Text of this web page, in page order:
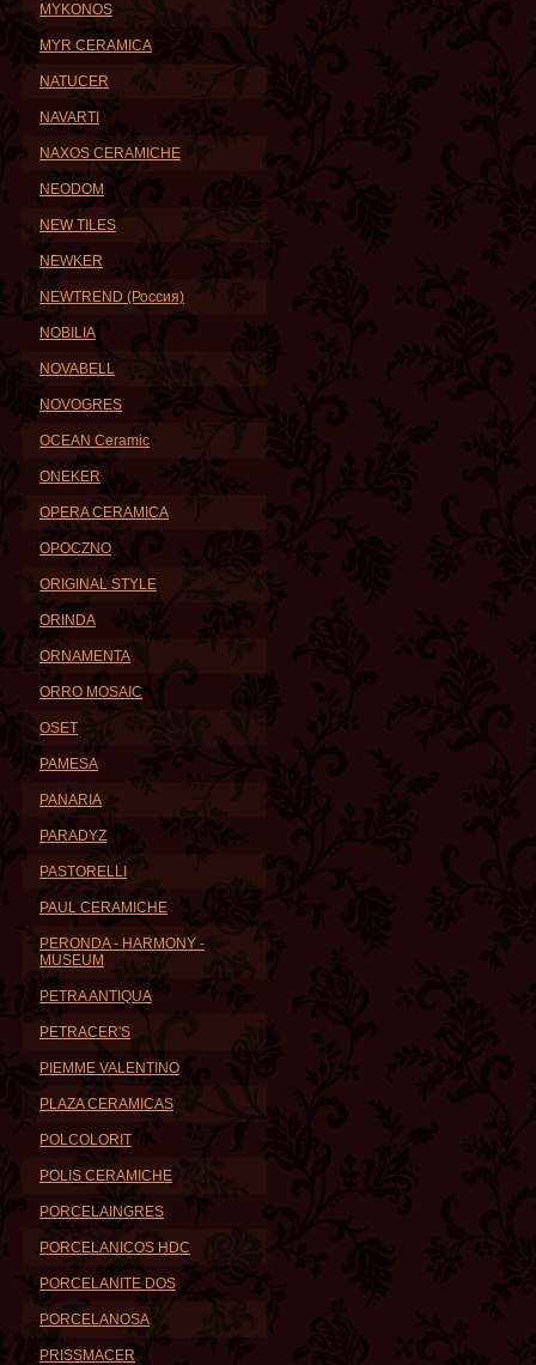
MYKONOS
MYR CERAMICA
NATUCER
NAVARTI
NAXOS CERAMICHE
NEODOM
NEW TILES
NEWKER
NEWTREND (Россия)
NOBILIA
NOVABELL
NOVOGRES
OCEAN Ceramic
ONEKER
OPERA CERAMICA
OPOCZNO
ORIGINAL STYLE
ORINDA
ORNAMENTA
ORRO MOSAIC
OSET
PAMESA
PANARIA
PARADYZ
PASTORELLI
PAUL CERAMICHE
PERONDA - HARMONY -
MUSEUM
PETRA ANTIQUA
PETRACER'S
PIEMME VALENTINO
PLAZA CERAMICAS
POLCOLORIT
POLIS CERAMICHE
PORCELAINGRES
PORCELANICOS HDC
PORCELANITE DOS
PORCELANOSA
PRISSMACER